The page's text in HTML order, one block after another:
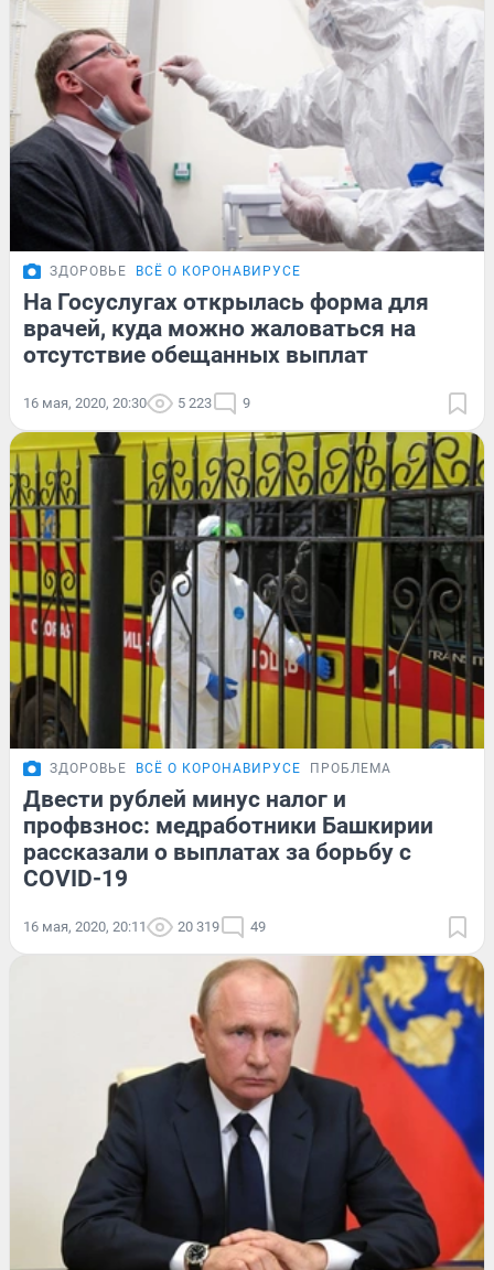
ЗДОРОВЬЕ ВСЁ О КОРОНАВИРУСЕ
На Госуслугах открылась форма для
врачей, куда можно жаловаться на
отсутствие обещанных выплат
16 мая, 2020, 20:30 5 223 9
ЗДОРОВЬЕ ВСЁ О КОРОНАВИРУСЕ ПРОБЛЕМА
Двести рублей минус налог и
профвзнос: медработники Башкирии
рассказали о выплатах за борьбу с
COVID-19
16 мая, 2020, 20:11 20 319 49